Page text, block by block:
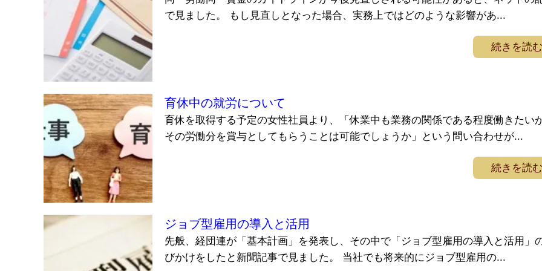
で見ました。 もし見直しとなった場合、実務上ではどのような影響があ...
続きを読む
育休中の就労について
育休を取得する予定の女性社員より、「休業中も業務の関係である程度働きたいが
その労働分を賞与としてもらうことは可能でしょうか」という問い合わせが...
続きを読む
ジョブ型雇用の導入と活用
先般、経団連が「基本計画」を発表し、その中で「ジョブ型雇用の導入と活用」
びかけをしたと新聞記事で見ました。 当社でも将来的にジョブ型雇用の...